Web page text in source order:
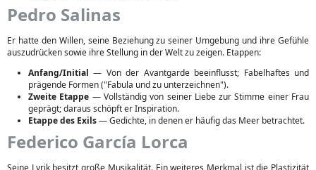
Pedro Salinas
Er hatte den Willen, seine Beziehung zu seiner Umgebung und ihre Gefühle
auszudrücken sowie ihre Stellung in der Welt zu zeigen. Etappen:
Anfang/Initial — Von der Avantgarde beeinflusst; Fabelhaftes und
prägende Formen ("Fabula und zu unterzeichnen").
Zweite Etappe — Vollständig von seiner Liebe zur Stimme einer Frau
geprägt; daraus schöpft er Inspiration.
Etappe des Exils— Gedichte, in denen er häufig das Meer betrachtet.
Federico García Lorca
Seine Lyrik besitzt große Musikalität. Ein weiteres Merkmal ist die Plastizität